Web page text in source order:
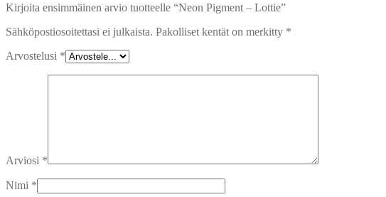
Kirjoita ensimmäinen arvio tuotteelle “Neon Pigment – Lottie”
Sähköpostiosoitettasi ei julkaista. Pakolliset kentät on merkitty *
Arvostelusi *
Arviosi *
Nimi *